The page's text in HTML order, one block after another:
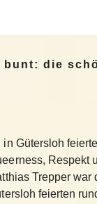
die
in Gütersloh
Respekt
Trepper war
feierten